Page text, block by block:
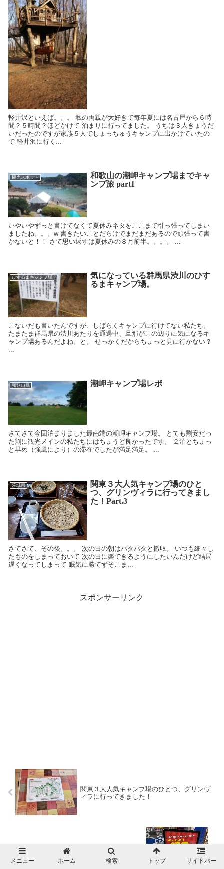
軽井沢といえば。。。 私の両親が大好きで毎年夏には名古屋から６時
間？５時間？ほどかけて 泊まりに行ってました。 うちは３人きょうだ
いだったのですが家族５人でしょっちゅうキャンプに出かけていたの
で 軽井沢に行く...
観光スポット
和歌山の潮岬キャンプ場までキャ
ンプ旅 part1
いやいやずっと書けてなくて夏休みネタをここまで引っ張ってしまい
ましたね。。。w 書きたいことだらけでまだまだあるので頑張って書
かないと！！ さて思い返すは夏休みの８月前半。。。。 ...
ひするまキャンプ場
気になっている群馬県渋川のひす
るまキャンプ場。
こないだも書いたんですが、しばらくキャンプに行けてない私たち。
たまたま群馬県の渋川あたりを通過中、旦那がこの辺りに気になるキ
ャンプ場あるんだよね。と。 せっかくだからちょっと見に行かない？
和歌山県 潮岬キャンプ場レポ
さてさて今回泊まりました最南端の潮岬キャンプ場。 とても割安だっ
た割に観光メインの私たちにはちょうど良かったです。 ２泊とちょっ
と早め（強風により）の滞在でしたが満足満足。 ...
茨城県
関東３大人気キャンプ場のひと
つ、グリンヴィラに行ってきまし
た！Part.3
さてさて、その後。。。 次の日の朝はバタバタと撤収。 いつも細々し
たものをしまっておいて 次の日に楽できるようにしたいんだけど結局
遅くなってしまって 眠気に勝てずそこま...
スポンサーリンク
関東３大人気キャンプ場のひとつ、グリンヴ
ィラに行ってきました！
キャンプギアが安い！ヒマラヤメンバーセー
メニュー ホーム 検索 トップ サイドバー